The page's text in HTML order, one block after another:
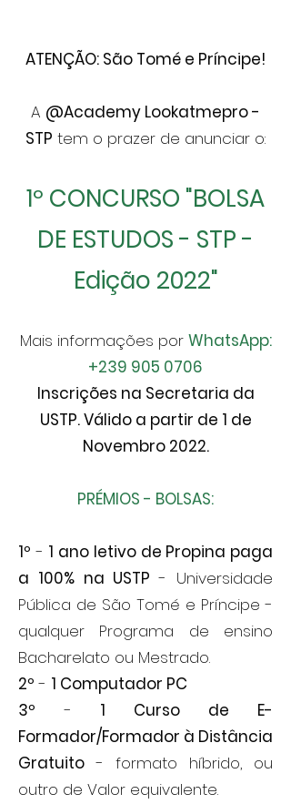
ATENÇÃO: São Tomé e Príncipe!
A @Academy Lookatmepro -
STP tem o prazer de anunciar o:
1º CONCURSO "BOLSA
DE ESTUDOS - STP -
Edição 2022"
Mais informações por WhatsApp:
+239 905 0706
Inscrições na Secretaria da
USTP. Válido a partir de 1 de
Novembro 2022.
PRÉMIOS - BOLSAS:
1º - 1 ano letivo de Propina paga
a 100% na USTP- Universidade
Pública de São Tomé e Príncipe -
qualquer Programa de ensino
Bacharelato ou Mestrado.
2º - 1 Computador PC
3º - 1 Curso de E-
Formador/Formador à Distância
Gratuito - formato híbrido, ou
outro de Valor equivalente.